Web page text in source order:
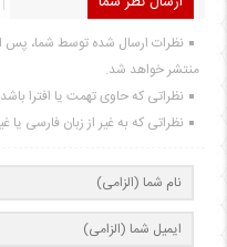
نظرات ارسال شده توسط شما، پس
منتشر خواهد شد.
نظراتی که حاوی تهمت یا افترا
نظراتی که به غیر از زبان فارسی